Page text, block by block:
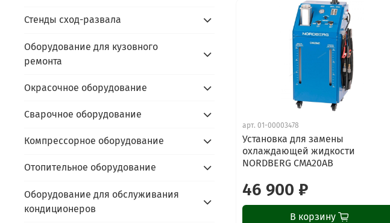
арт.01-00003478
Установка для замены
охлаждающей жидкости
NORDBERG CMA20AB
46 900 ₽
В корзину
Стенды сход-развала
Оборудование для кузовного
ремонта
Окрасочное оборудование
Сварочное оборудование
Компрессорное оборудование
Отопительное оборудование
Оборудование для обслуживания
кондиционеров